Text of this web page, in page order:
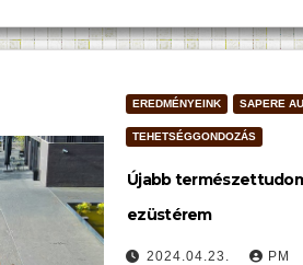
EREDMÉNYEINK SAPERE
TEHETSÉGGONDOZÁS
Újabb
ezüstérem
2024.04.23. PM